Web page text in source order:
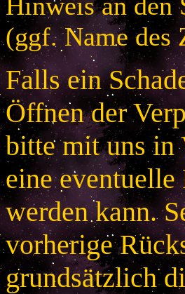
(ggf. Name des
Falls ein
Öffnen der
bitte mit uns in
eine
werden kann.
vorherige
grundsätzlich